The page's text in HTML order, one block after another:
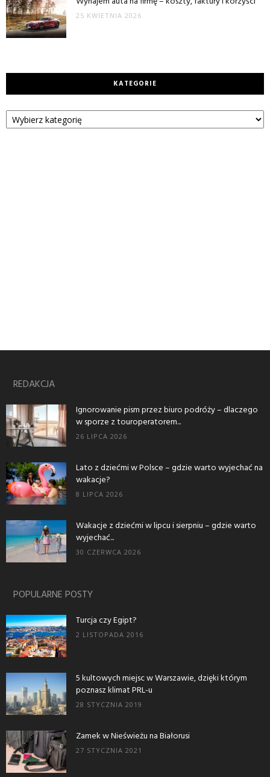
25 KWIETNIA 2026
KATEGORIE
Kategorie
REDAKCJA
Ignorowanie pism przez biuro podróży – dlaczego
w sporze z touroperatorem...
26 LIPCA 2026
Lato z dziećmi w Polsce – gdzie warto wyjechać na
wakacje?
8 LIPCA 2026
Wakacje z dziećmi w lipcu i sierpniu – gdzie warto
wyjechać...
30 CZERWCA 2026
POPULARNE POSTY
Turcja czy Egipt?
2 LISTOPADA 2016
5 kultowych miejsc w Warszawie, dzięki którym
poznasz klimat PRL-u
28 STYCZNIA 2019
Zamek w Nieświeżu na Białorusi
27 STYCZNIA 2021